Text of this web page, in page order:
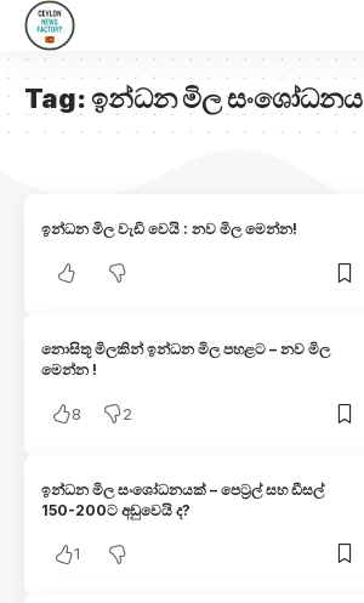
Tag: ඉන්ධන මිල සංශෝධනය
ඉන්ධන මිල වැඩි වෙයි : නව මිල මෙන්න!
නොසිතූ මිලකින් ඉන්ධන මිල පහළට – නව මිල
මෙන්න !
8 2
ඉන්ධන මිල සංශෝධනයක් – පෙට්‍රල් සහ ඩීසල්
150-200ට අඩුවෙයි ද?
1